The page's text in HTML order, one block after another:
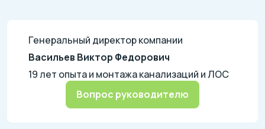
Генеральный директор компании
Васильев Виктор Федорович
19 лет опыта и монтажа канализаций и ЛОС
Вопрос руководителю